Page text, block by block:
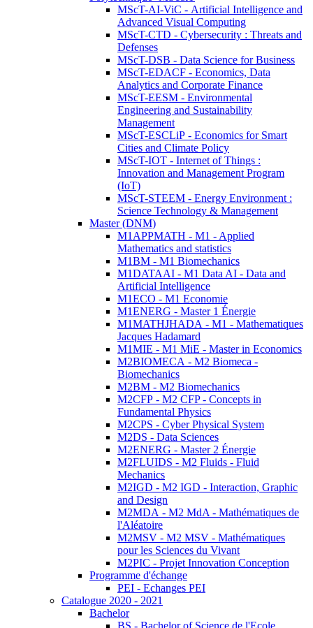
MScT-AI-ViC - Artificial Intelligence and
Advanced Visual Computing
MScT-CTD - Cybersecurity : Threats and
Defenses
MScT-DSB - Data Science for Business
MScT-EDACF - Economics, Data
Analytics and Corporate Finance
MScT-EESM - Environmental
Engineering and Sustainability
Management
MScT-ESCLiP - Economics for Smart
Cities and Climate Policy
MScT-IOT - Internet of Things :
Innovation and Management Program
(IoT)
MScT-STEEM - Energy Environment :
Science Technology & Management
Master (DNM)
M1APPMATH - M1 - Applied
Mathematics and statistics
M1BM - M1 Biomechanics
M1DATAAI - M1 Data AI - Data and
Artificial Intelligence
M1ECO - M1 Economie
M1ENERG - Master 1 Énergie
M1MATHJHADA - M1 - Mathematiques
Jacques Hadamard
M1MIE - M1 MiE - Master in Economics
M2BIOMECA - M2 Biomeca -
Biomechanics
M2BM - M2 Biomechanics
M2CFP - M2 CFP - Concepts in
Fundamental Physics
M2CPS - Cyber Physical System
M2DS - Data Sciences
M2ENERG - Master 2 Énergie
M2FLUIDS - M2 Fluids - Fluid
Mechanics
M2IGD - M2 IGD - Interaction, Graphic
and Design
M2MDA - M2 MdA - Mathématiques de
l'Aléatoire
M2MSV - M2 MSV - Mathématiques
pour les Sciences du Vivant
M2PIC - Projet Innovation Conception
Programme d'échange
PEI - Echanges PEI
Catalogue 2020 - 2021
Bachelor
BS - Bachelor of Science de l'Ecole